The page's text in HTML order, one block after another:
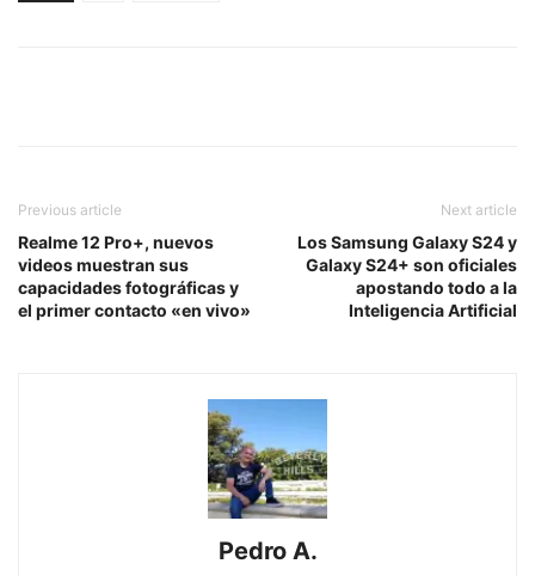
Previous article
Realme 12 Pro+, nuevos
videos muestran sus
capacidades fotográficas y
el primer contacto «en vivo»
Next article
Los Samsung Galaxy S24 y
Galaxy S24+ son oficiales
apostando todo a la
Inteligencia Artificial
Pedro A.